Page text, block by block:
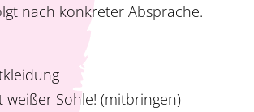
nach konkreter Absprache.
weißer Sohle! (mitbringen)